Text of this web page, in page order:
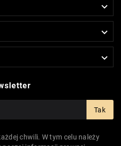



Tak
chwili. W tym celu należy